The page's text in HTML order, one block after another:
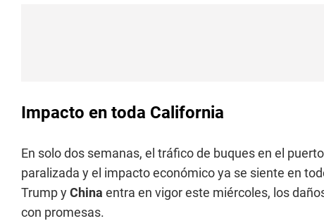
Impacto en toda California
En solo dos semanas, el tráfico de buques en el
paralizada y el impacto económico ya se siente en
Trump yChina entra en vigor este miércoles, los
con promesas.